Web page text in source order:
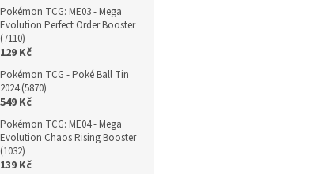
Pokémon TCG: ME03 - Mega
Evolution Perfect Order Booster
(7110)
129 Kč
Pokémon TCG - Poké Ball Tin
2024 (5870)
549 Kč
Pokémon TCG: ME04 - Mega
Evolution Chaos Rising Booster
(1032)
139 Kč